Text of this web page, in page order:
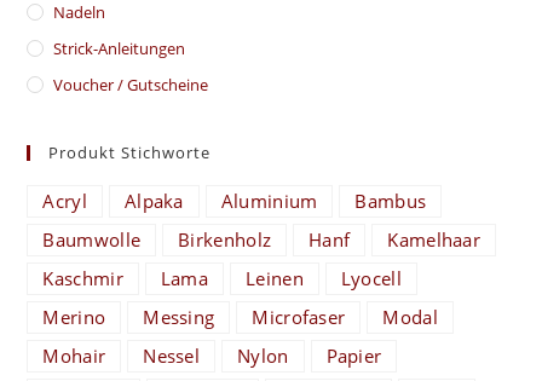
Nadeln
Strick-Anleitungen
Voucher / Gutscheine
Produkt Stichworte
Acryl Alpaka Aluminium
Bambus
Baumwolle
Birkenholz Hanf
Kamelhaar
Kaschmir
Lama Leinen
Lyocell
Merino
Messing Microfaser
Modal
Mohair
Nessel Nylon
Papier